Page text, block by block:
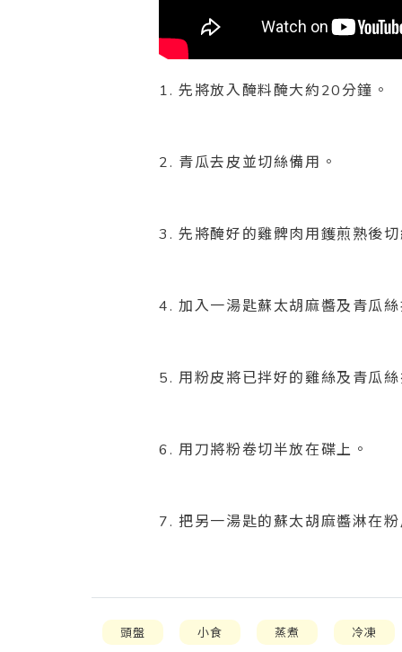
1. 先將放入醃料醃大約20分鐘。
2. 青瓜去皮並切絲備用。
3. 先將醃好的雞髀肉用鑊煎熟後
4. 加入一湯匙蘇太胡麻醬及青瓜
5. 用粉皮將已拌好的雞絲及青瓜
6. 用刀將粉卷切半放在碟上。
7. 把另一湯匙的蘇太胡麻醬淋在
頭盤 小食 蒸煮 冷凍